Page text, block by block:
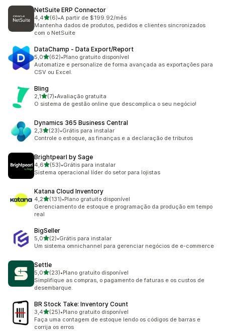
NetSuite ERP Connector
4,4de 5 estrelas
(6)
6 avaliações ao todo
•A partir de $199.92/mês
Mantenha dados de produtos, pedidos e clientes sincronizados
com o NetSuite
DataChamp ‑ Data Export/Report
5,0de 5 estrelas
(62)
62 avaliações ao todo
•Plano gratuito disponível
Automatize e personalize de forma avançada as exportações para
CSV ou Excel.
Bling
2,1de 5 estrelas
(7)
7 avaliações ao todo
•Avaliação gratuita
O sistema de gestão online que descomplica o seu negócio!
Dynamics 365 Business Central
2,3de 5 estrelas
(23)
23 avaliações ao todo
•Grátis para instalar
Controle o estoque, as finanças e a declaração de tributos
Brightpearl by Sage
4,6de 5 estrelas
(53)
53 avaliações ao todo
•Grátis para instalar
Sistema operacional líder do setor para lojistas
Katana Cloud Inventory
4,2de 5 estrelas
(131)
131 avaliações ao todo
•Plano gratuito disponível
Gerenciamento de estoque e programação da produção em tempo
real
BigSeller
5,0de 5 estrelas
(2)
2 avaliações ao todo
•Grátis para instalar
Um sistema omnichannel para gerenciar negócios de e-commerce
Settle
5,0de 5 estrelas
(23)
23 avaliações ao todo
•Plano gratuito disponível
Simplifique as compras, o pagamento de faturas e os custos de
desembarque.
BR Stock Take: Inventory Count
3,4de 5 estrelas
(25)
25 avaliações ao todo
•Plano gratuito disponível
Faça uma contagem de estoque lendo os códigos de barras e
corrija os erros